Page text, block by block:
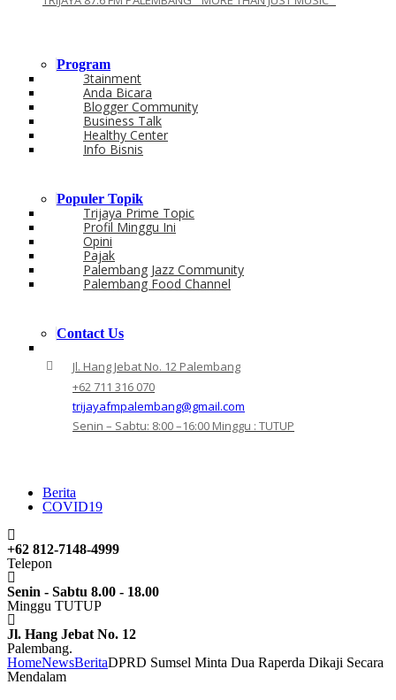
Program
3tainment
Anda Bicara
Blogger Community
Business Talk
Healthy Center
Info Bisnis
Populer Topik
Trijaya Prime Topic
Profil Minggu Ini
Opini
Pajak
Palembang Jazz Community
Palembang Food Channel
Contact Us
Jl. Hang Jebat No. 12 Palembang
+62 711 316 070
trijayafmpalembang@gmail.com
Senin – Sabtu: 8:00 –16:00 Minggu : TUTUP
Berita
COVID19
+62 812-7148-4999
Telepon
Senin - Sabtu 8.00 - 18.00
Minggu TUTUP
Jl. Hang Jebat No. 12
Palembang.
HomeNewsBeritaDPRD Sumsel Minta Dua Raperda Dikaji Secara
Mendalam